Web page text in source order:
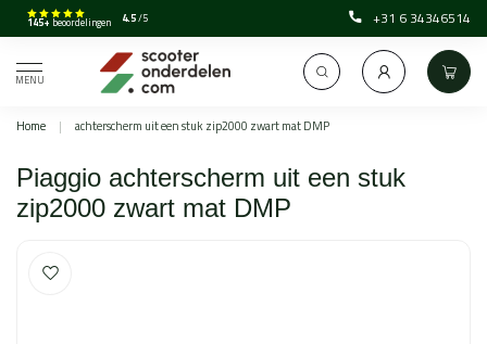
145+ beoordelingen 4.5/5 +31 6 34346514
MENU
Home | achterscherm uit een stuk zip2000 zwart mat DMP
Piaggio achterscherm uit een stuk
zip2000 zwart mat DMP